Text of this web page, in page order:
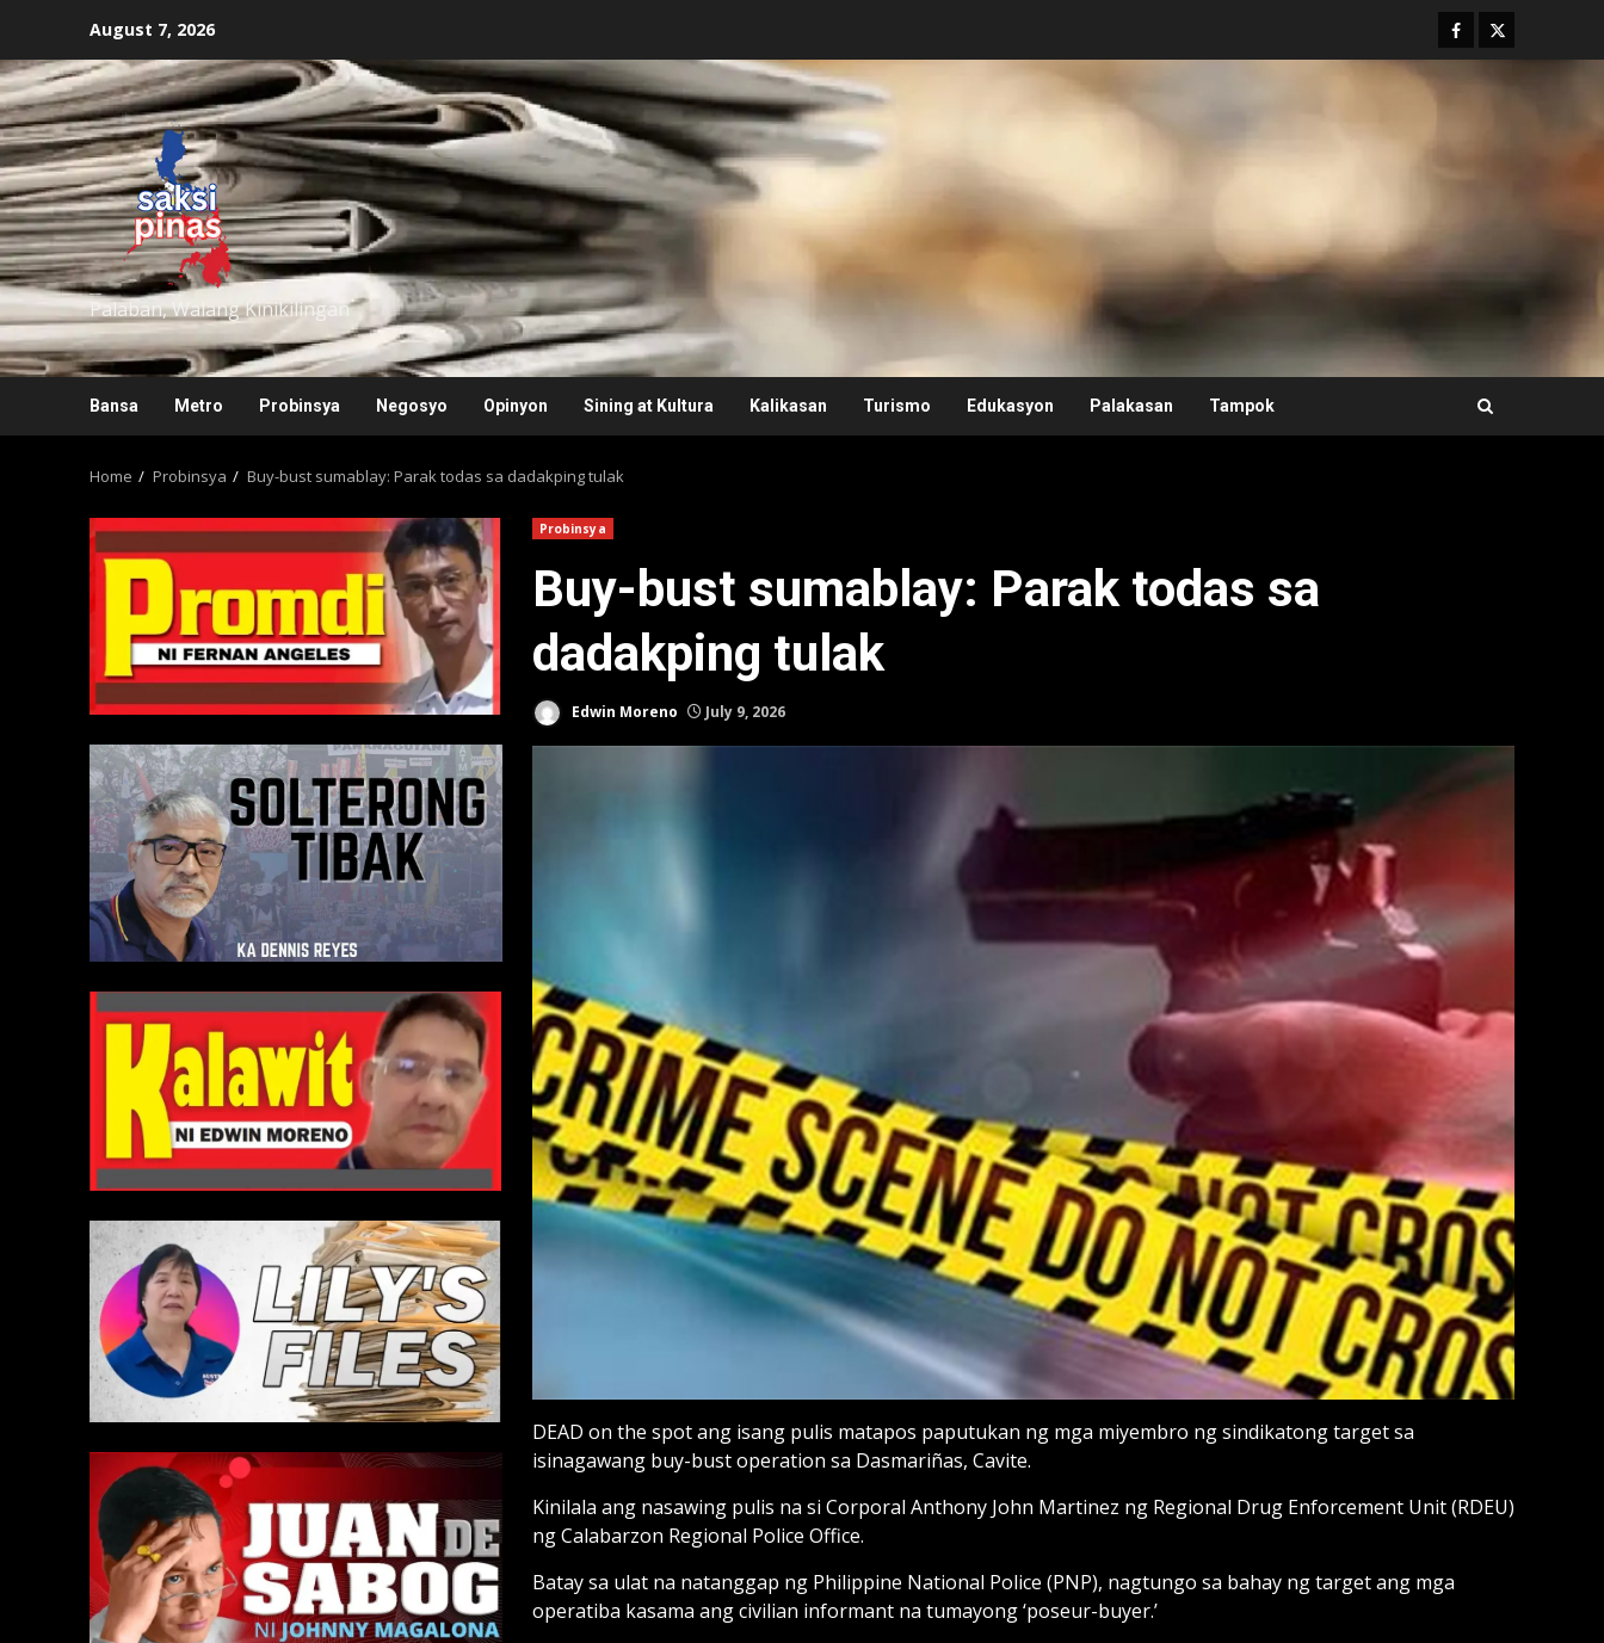
content
August 7, 2026 Facebook
Twitter
Palaban, Walang Kinikilingan
Bansa Metro Probinsya Negosyo Opinyon Sining at Kultura Kalikasan Turismo Edukasyon Palakasan Tampok
Home Probinsya Buy-bust sumablay: Parak todas sa dadakping tulak
Probinsya
Buy-bust sumablay: Parak todas sa
dadakping tulak
Edwin Moreno July 9, 2026
DEAD on the spot ang isang pulis matapos paputukan ng mga miyembro ng sindikatong target sa
isinagawang buy-bust operation sa Dasmariñas, Cavite.
Kinilala ang nasawing pulis na si Corporal Anthony John Martinez ng Regional Drug Enforcement Unit (RDEU)
ng Calabarzon Regional Police Office.
Batay sa ulat na natanggap ng Philippine National Police (PNP), nagtungo sa bahay ng target ang mga
operatiba kasama ang civilian informant na tumayong ‘poseur-buyer.’